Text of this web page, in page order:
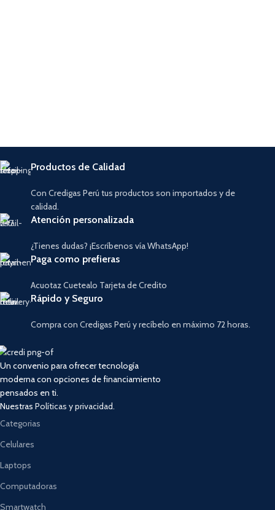
Productos de Calidad
Con Credigas Perú tus productos son importados y de
calidad.
Atención personalizada
¿Tienes dudas? ¡Escríbenos vía WhatsApp!
Paga como prefieras
Acuotaz Cuetealo Tarjeta de Credito
Rápido y Seguro
Compra con Credigas Perú y recíbelo en máximo 72 horas.
Un convenio para ofrecer tecnología
moderna con opciones de financiamiento
pensados en ti.
Nuestras Políticas y privacidad.
Categorias
Celulares
Laptops
Computadoras
Smartwatch